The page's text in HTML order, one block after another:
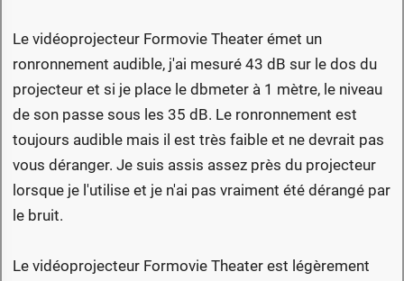
Le vidéoprojecteur Formovie Theater émet un
ronronnement audible, j'ai mesuré 43 dB sur le dos du
projecteur et si je place le dbmeter à 1 mètre, le niveau
de son passe sous les 35 dB. Le ronronnement est
toujours audible mais il est très faible et ne devrait pas
vous déranger. Je suis assis assez près du projecteur
lorsque je l'utilise et je n'ai pas vraiment été dérangé par
le bruit.
Le vidéoprojecteur Formovie Theater est légèrement